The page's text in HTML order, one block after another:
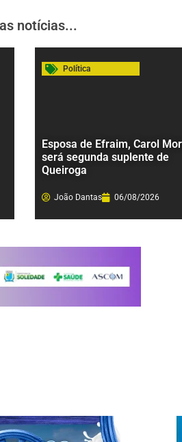
notícias...
Política
Esposa de Efraim, Carol
será segunda suplente de
Queiroga
João Dantas 06/08/2026